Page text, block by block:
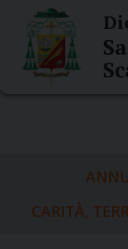
content
CARITÀ,